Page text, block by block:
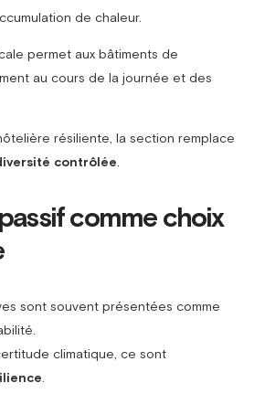
de chaleur.
permet aux bâtiments de
au cours de la journée et des
résiliente, la section remplace
contrôlée
comme choix
sont souvent présentées comme
climatique, ce sont